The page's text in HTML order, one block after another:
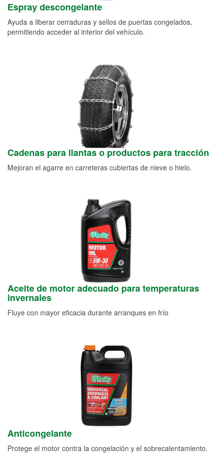
Espray descongelante
Ayuda a liberar cerraduras y sellos de puertas congelados,
permitiendo acceder al interior del vehículo.
Cadenas para llantas o productos para tracción
Mejoran el agarre en carreteras cubiertas de nieve o hielo.
Aceite de motor adecuado para temperaturas
invernales
Fluye con mayor eficacia durante arranques en frío
Anticongelante
Protege el motor contra la congelación y el sobrecalentamiento.